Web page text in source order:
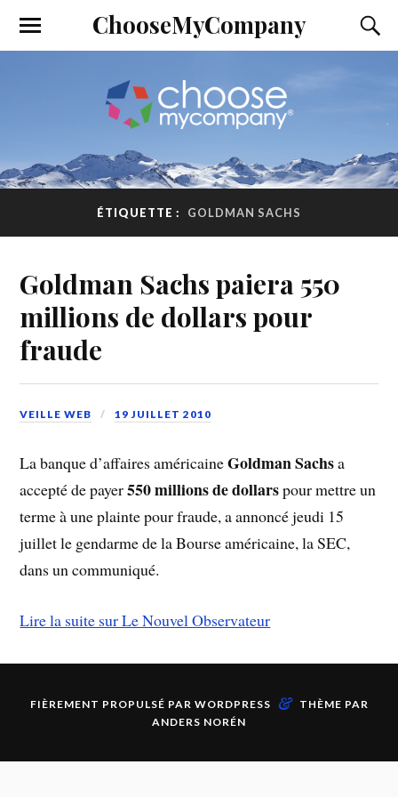
ChooseMyCompany
ÉTIQUETTE : GOLDMAN SACHS
Goldman Sachs paiera 550
millions de dollars pour
fraude
VEILLE WEB 19 JUILLET 2010
La banque d’affaires américaineGoldman Sachsa
accepté de payer550 millions de dollarspour mettre un
terme à une plainte pour fraude, a annoncé jeudi 15
juillet le gendarme de la Bourse américaine, la SEC,
dans un communiqué.
Lire la suite sur Le Nouvel Observateur
FIÈREMENT PROPULSÉ PAR WORDPRESS &
THÈME PAR
ANDERS NORÉN